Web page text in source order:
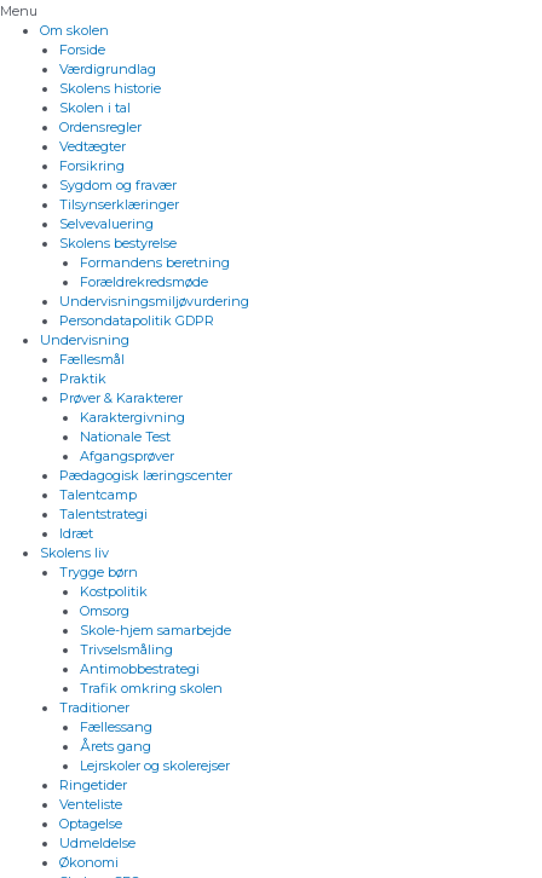
Menu
Om skolen
Forside
Værdigrundlag
Skolens historie
Skolen i tal
Ordensregler
Vedtægter
Forsikring
Sygdom og fravær
Tilsynserklæringer
Selvevaluering
Skolens bestyrelse
Formandens beretning
Forældrekredsmøde
Undervisningsmiljøvurdering
Persondatapolitik GDPR
Undervisning
Fællesmål
Praktik
Prøver & Karakterer
Karaktergivning
Nationale Test
Afgangsprøver
Pædagogisk læringscenter
Talentcamp
Talentstrategi
Idræt
Skolens liv
Trygge børn
Kostpolitik
Omsorg
Skole-hjem samarbejde
Trivselsmåling
Antimobbestrategi
Trafik omkring skolen
Traditioner
Fællessang
Årets gang
Lejrskoler og skolerejser
Ringetider
Venteliste
Optagelse
Udmeldelse
Økonomi